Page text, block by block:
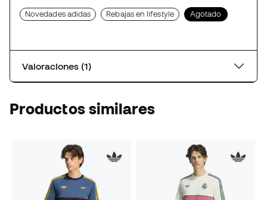
Novedades adidas Rebajas en lifestyle Agotado
Valoraciones (1)
Productos similares